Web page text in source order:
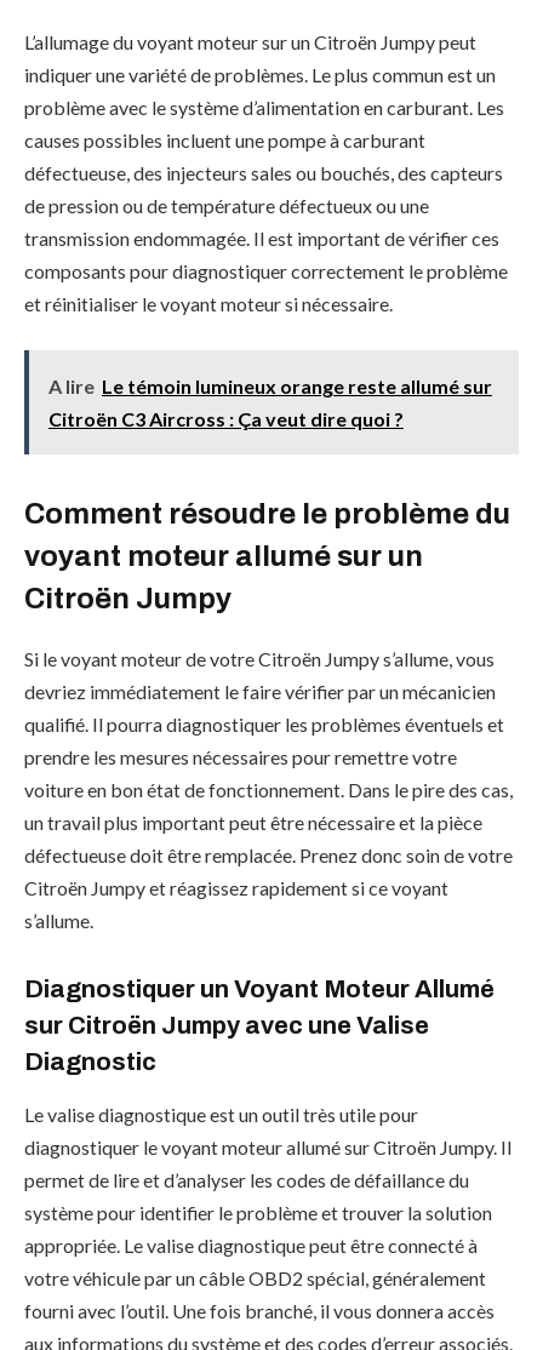
L’allumage du voyant moteur sur un Citroën Jumpy peut
indiquer une variété de problèmes. Le plus commun est un
problème avec le système d’alimentation en carburant. Les
causes possibles incluent une pompe à carburant
défectueuse, des injecteurs sales ou bouchés, des capteurs
de pression ou de température défectueux ou une
transmission endommagée. Il est important de vérifier ces
composants pour diagnostiquer correctement le problème
et réinitialiser le voyant moteur si nécessaire.
A lire Le témoin lumineux orange reste allumé sur
Citroën C3 Aircross : Ça veut dire quoi ?
Comment résoudre le problème du
voyant moteur allumé sur un
Citroën Jumpy
Si le voyant moteur de votre Citroën Jumpy s’allume, vous
devriez immédiatement le faire vérifier par un mécanicien
qualifié. Il pourra diagnostiquer les problèmes éventuels et
prendre les mesures nécessaires pour remettre votre
voiture en bon état de fonctionnement. Dans le pire des cas,
un travail plus important peut être nécessaire et la pièce
défectueuse doit être remplacée. Prenez donc soin de votre
Citroën Jumpy et réagissez rapidement si ce voyant
s’allume.
Diagnostiquer un Voyant Moteur Allumé
sur Citroën Jumpy avec une Valise
Diagnostic
Le valise diagnostique est un outil très utile pour
diagnostiquer le voyant moteur allumé sur Citroën Jumpy. Il
permet de lire et d’analyser les codes de défaillance du
système pour identifier le problème et trouver la solution
appropriée. Le valise diagnostique peut être connecté à
votre véhicule par un câble OBD2 spécial, généralement
fourni avec l’outil. Une fois branché, il vous donnera accès
aux informations du système et des codes d’erreur associés.